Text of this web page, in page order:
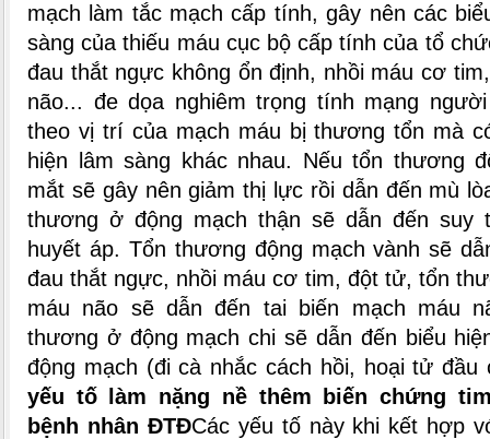
mạch làm tắc mạch cấp tính, gây nên các
sàng của thiếu máu cục bộ cấp tính của tổ
đau thắt ngực không ổn định, nhồi máu cơ
não... đe dọa nghiêm trọng tính mạng
theo vị trí của mạch máu bị thương tổn mà
hiện lâm sàng khác nhau. Nếu tổn thương
mắt sẽ gây nên giảm thị lực rồi dẫn đến mù
thương ở động mạch thận sẽ dẫn đến suy
huyết áp. Tổn thương động mạch vành sẽ
đau thắt ngực, nhồi máu cơ tim, đột tử, tổn
máu não sẽ dẫn đến tai biến mạch máu
thương ở động mạch chi sẽ dẫn đến biểu
động mạch (đi cà nhắc cách hồi, hoại tử đầu
yếu tố làm nặng nề thêm biến chứng
bệnh nhân ĐTĐCác yếu tố này khi kết hợp